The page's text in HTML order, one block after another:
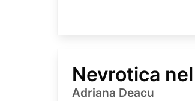
Nevrotica
Adriana Deacu